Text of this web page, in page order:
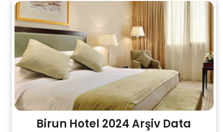
Birun Hotel 2024 Arşiv Data